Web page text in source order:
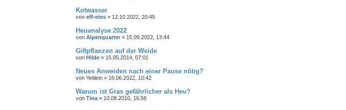
Kotwasser
von eff-eins » 12.10.2022, 20:45
Heuanalyse 2022
von Alpenquarter » 15.09.2022, 13:44
Giftpflanzen auf der Weide
von Hilde » 15.05.2014, 07:01
Neues Anweiden nach einer Pause nötig?
von Yetilein » 16.06.2022, 10:42
Warum ist Gras gefährlicher als Heu?
von Tina » 10.08.2010, 16:58